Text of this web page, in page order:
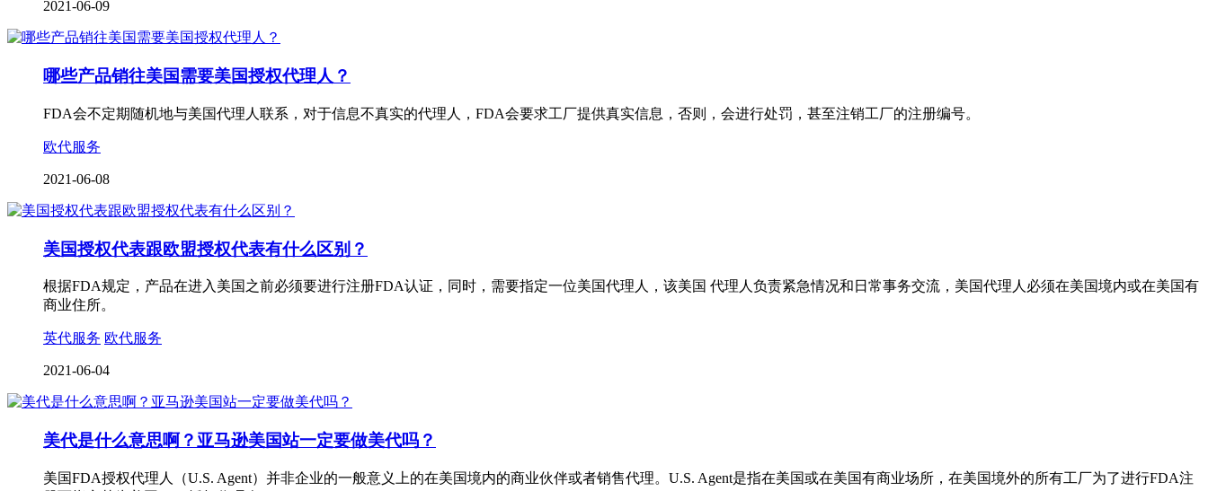
2021-06-09
哪些产品销往美国需要美国授权代理人？
FDA会不定期随机地与美国代理人联系，对于信息不真实的代理人，FDA会要求工厂提供真实信息，否则，会进行处罚，甚至注销工厂的注册编号。
欧代服务
2021-06-08
美国授权代表跟欧盟授权代表有什么区别？
根据FDA规定，产品在进入美国之前必须要进行注册FDA认证，同时，需要指定一位美国代理人，该美国 代理人负责紧急情况和日常事务交流，美国代理人必须在美国境内或在美国有
商业住所。
英代服务 欧代服务
2021-06-04
美代是什么意思啊？亚马逊美国站一定要做美代吗？
美国FDA授权代理人（U.S. Agent）并非企业的一般意义上的在美国境内的商业伙伴或者销售代理。U.S. Agent是指在美国或在美国有商业场所，在美国境外的所有工厂为了进行FDA注